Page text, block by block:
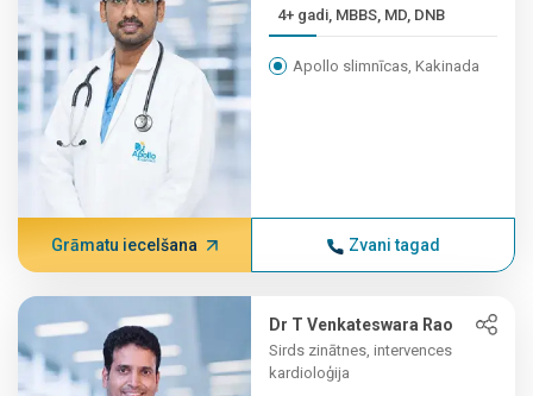
4+ gadi, MBBS, MD, DNB
Apollo slimnīcas, Kakinada
Grāmatu iecelšana Zvani tagad
Dr T Venkateswara Rao
Sirds zinātnes, intervences
kardioloģija